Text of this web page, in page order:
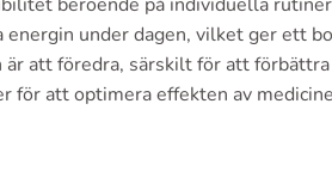
under dagen, vilket ger ett
att föredra, särskilt för att
för att optimera effekten av